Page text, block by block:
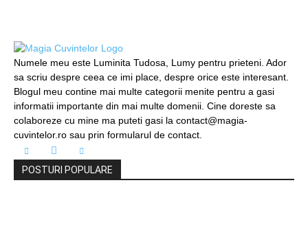
Numele meu este Luminita Tudosa, Lumy pentru prieteni. Ador
sa scriu despre ceea ce imi place, despre orice este interesant.
Blogul meu contine mai multe categorii menite pentru a gasi
informatii importante din mai multe domenii. Cine doreste sa
colaboreze cu mine ma puteti gasi la contact@magia-
cuvintelor.ro sau prin formularul de contact.
POSTURI POPULARE